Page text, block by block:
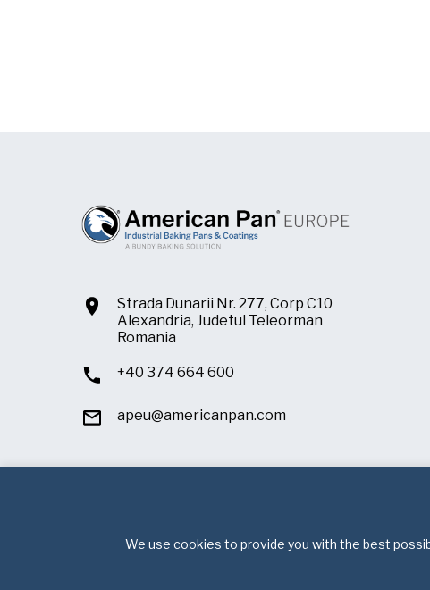
Strada Dunarii Nr. 277, Corp C10
Alexandria, Judetul Teleorman
Romania
+40 374 664 600
apeu@americanpan.com
We use cookies to provide you with the best